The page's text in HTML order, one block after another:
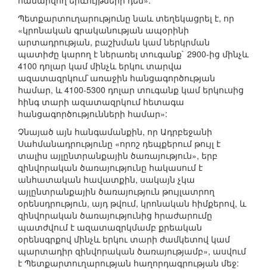
Պետքարտուղարությունը նաև տեղեկացրել է, որ
«կրոնական գրականության ապօրինի
արտադրության, բաշխման կամ ներկրման
պատիժը կարող է ներառել տուգանք` 2900-ից մինչև
4100 դոլար կամ մինչև երկու տարվա
ազատազրկում`առաջին հանցագործության
համար, և 4100-5300 դոլար տուգանք կամ երկուսից
հինգ տարի ազատազրկում հետագա
հանցագործությունների համար»:
Չնայած այն հանգամանքին, որ Ադրբեջանի
Սահմանադրությունը «որոշ դեպքերում թույլ է
տալիս այլընտրանքային ծառայություն», երբ
զինվորական ծառայությունը հակասում է
անհատական հավատքին, սակայն չկա
այլընտրանքային ծառայություն թույլատրող
օրենսդրություն, այդ թվում, կրոնական հիմքերով, և
զինվորական ծառայությունից հրաժարումը
պատժվում է ազատազրկմամբ քրեական
օրենսգրքով մինչև երկու տարի ժամկետով կամ
պարտադիր զինվորական ծառայությամբ», ասվում
է Պետքարտուղարության հաղորդագրության մեջ: